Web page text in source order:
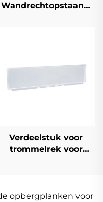
Wandrechtopstaand,
Verdeelstuk voor
trommelrek voor
opbergplanken voor